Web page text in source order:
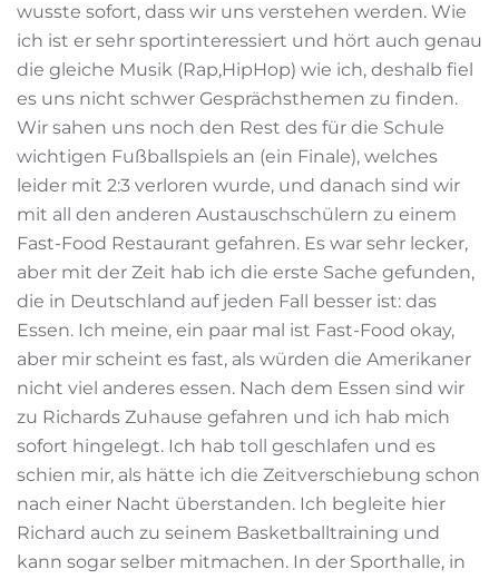
wusste sofort, dass wir uns verstehen werden. Wie
ich ist er sehr sportinteressiert und hört auch genau
die gleiche Musik (Rap,HipHop) wie ich, deshalb fiel
es uns nicht schwer Gesprächsthemen zu finden.
Wir sahen uns noch den Rest des für die Schule
wichtigen Fußballspiels an (ein Finale), welches
leider mit 2:3 verloren wurde, und danach sind wir
mit all den anderen Austauschschülern zu einem
Fast-Food Restaurant gefahren. Es war sehr lecker,
aber mit der Zeit hab ich die erste Sache gefunden,
die in Deutschland auf jeden Fall besser ist: das
Essen. Ich meine, ein paar mal ist Fast-Food okay,
aber mir scheint es fast, als würden die Amerikaner
nicht viel anderes essen. Nach dem Essen sind wir
zu Richards Zuhause gefahren und ich hab mich
sofort hingelegt. Ich hab toll geschlafen und es
schien mir, als hätte ich die Zeitverschiebung schon
nach einer Nacht überstanden. Ich begleite hier
Richard auch zu seinem Basketballtraining und
kann sogar selber mitmachen. In der Sporthalle, in